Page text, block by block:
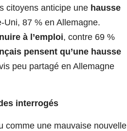
citoyens anticipe une hausse
Uni, 87 % en Allemagne.
à l’emploi, contre 69 %
pensent qu’une hausse
peu partagé en Allemagne
interrogés
comme une mauvaise nouvelle